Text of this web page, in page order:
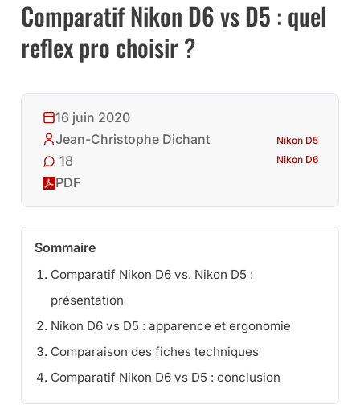
Comparatif Nikon D6 vs D5 : quel
reflex pro choisir ?
16 juin 2020
Jean-Christophe Dichant
18
PDF
Nikon D5
Nikon D6
Sommaire
Comparatif Nikon D6 vs. Nikon D5 :
présentation
Nikon D6 vs D5 : apparence et ergonomie
Comparaison des fiches techniques
Comparatif Nikon D6 vs D5 : conclusion